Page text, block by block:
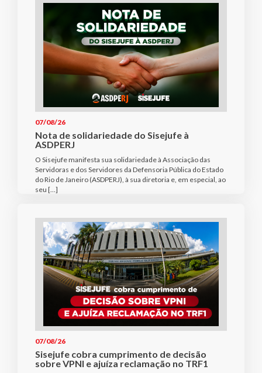
07/08/26
Nota de solidariedade do Sisejufe à
ASDPERJ
O Sisejufe manifesta sua solidariedade à Associação das
Servidoras e dos Servidores da Defensoria Pública do Estado
do Rio de Janeiro (ASDPERJ), à sua diretoria e, em especial, ao
seu […]
07/08/26
Sisejufe cobra cumprimento de decisão
sobre VPNI e ajuíza reclamação no TRF1